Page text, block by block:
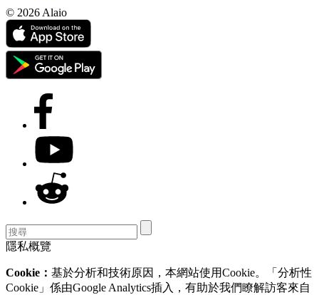
© 2026 Alaio
隱私概覽
Cookie： 基於分析和技術原因，本網站使用Cookie。「分析性
Cookie」係由Google Analytics插入，有助於我們瞭解訪客來自